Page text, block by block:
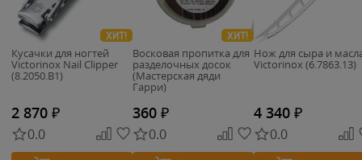
ХИТ!
Кусачки для ногтей
Victorinox Nail Clipper
(8.2050.B1)
2 870 ₽
0.0
ХИТ!
Восковая пропитка для
разделочных досок
(Мастерская дяди
Гарри)
360 ₽
0.0
Нож для сыра и
Victorinox (6.7863.13)
4 340 ₽
0.0